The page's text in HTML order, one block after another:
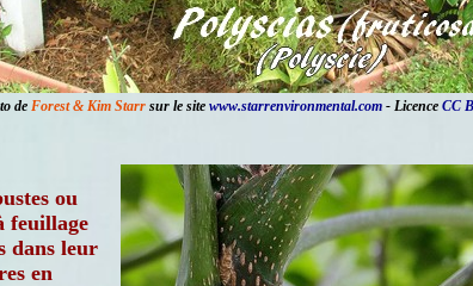
de Forest & Kim Starr sur le site www.starrenvironmental.com - Licence CC
ou
feuillage
dans leur
en